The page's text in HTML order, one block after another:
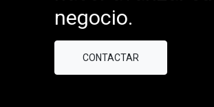
negocio.
CONTACTAR